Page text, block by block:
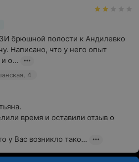
брюшной полости к Андилевко
Написано, что у него опыт
о...
4
время и оставили отзыв о
у Вас возникло тако...